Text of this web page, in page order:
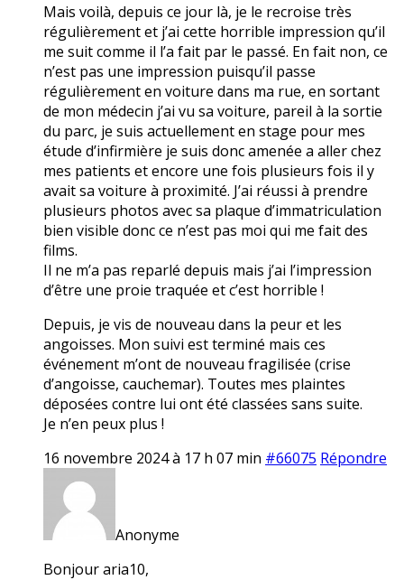
Mais voilà, depuis ce jour là, je le recroise très
régulièrement et j’ai cette horrible impression qu’il
me suit comme il l’a fait par le passé. En fait non, ce
n’est pas une impression puisqu’il passe
régulièrement en voiture dans ma rue, en sortant
de mon médecin j’ai vu sa voiture, pareil à la sortie
du parc, je suis actuellement en stage pour mes
étude d’infirmière je suis donc amenée a aller chez
mes patients et encore une fois plusieurs fois il y
avait sa voiture à proximité. J’ai réussi à prendre
plusieurs photos avec sa plaque d’immatriculation
bien visible donc ce n’est pas moi qui me fait des
films.
Il ne m’a pas reparlé depuis mais j’ai l’impression
d’être une proie traquée et c’est horrible !
Depuis, je vis de nouveau dans la peur et les
angoisses. Mon suivi est terminé mais ces
événement m’ont de nouveau fragilisée (crise
d’angoisse, cauchemar). Toutes mes plaintes
déposées contre lui ont été classées sans suite.
Je n’en peux plus !
16 novembre 2024 à 17 h 07 min #66075 Répondre
Anonyme
Bonjour aria10,